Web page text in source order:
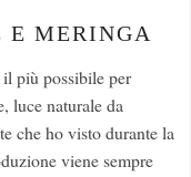
E MERINGA
più possibile per
luce naturale da
che ho visto durante la
viene sempre